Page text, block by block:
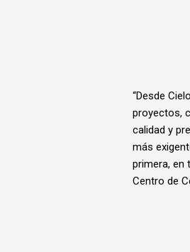
“Desde
proyectos,
calidad y
más
primera, en
Centro de